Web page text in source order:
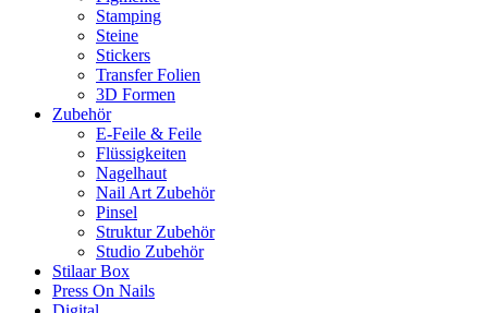
Stamping
Steine
Stickers
Transfer Folien
3D Formen
Zubehör
E-Feile & Feile
Flüssigkeiten
Nagelhaut
Nail Art Zubehör
Pinsel
Struktur Zubehör
Studio Zubehör
Stilaar Box
Press On Nails